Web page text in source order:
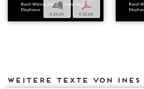
b
€ 25,00
p
€ 25,00